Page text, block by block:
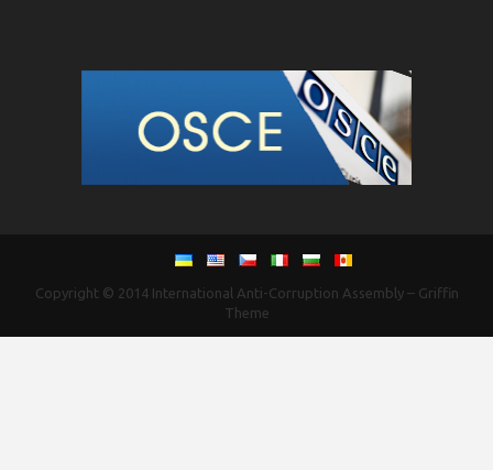
Copyright © 2014 International Anti-Corruption Assembly– Griffin
Theme